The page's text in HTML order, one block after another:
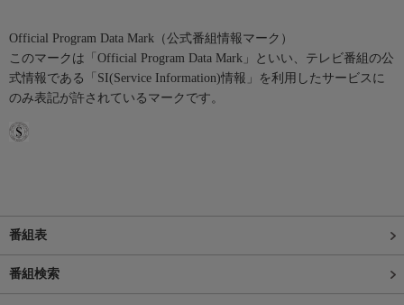
Official Program Data Mark（公式番組情報マーク）
このマークは「Official Program Data Mark」といい、テレビ番組の公
式情報である「SI(Service Information)情報」を利用したサービスに
のみ表記が許されているマークです。
番組表
番組検索